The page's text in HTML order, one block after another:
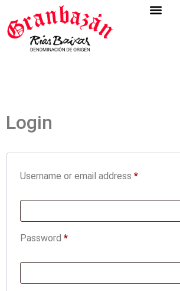
Login
Username or email address *
Password *